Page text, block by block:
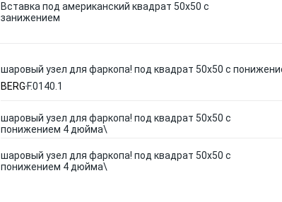
Вставка под американский квадрат 50x50 с
занижением
шаровый узел для фаркопа! под квадрат 50х50 с
BERG F.0140.1
шаровый узел для фаркопа! под квадрат 50х50 с
понижением 4 дюйма\
шаровый узел для фаркопа! под квадрат 50х50 с
понижением 4 дюйма\